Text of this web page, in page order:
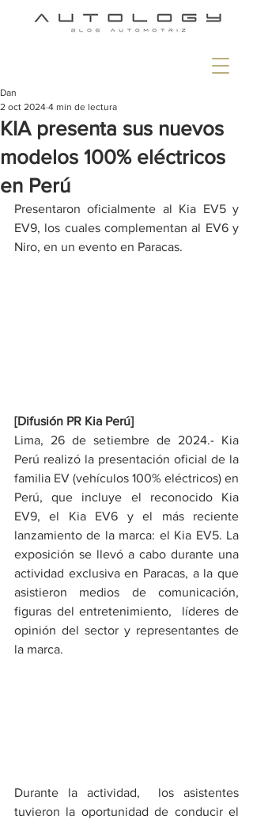
KIA presenta sus nuevos
modelos 100% eléctricos
en Perú
Dan
2 oct 2024 4 min de lectura
Presentaron oficialmente al Kia EV5 y
EV9, los cuales complementan al EV6 y
Niro, en un evento en Paracas.
[Difusión PR Kia Perú]
Lima, 26 de setiembre de 2024.- Kia
Perú realizó la presentación oficial de la
familia EV (vehículos 100% eléctricos) en
Perú, que incluye el reconocido Kia
EV9, el Kia EV6 y el más reciente
lanzamiento de la marca: el Kia EV5. La
exposición se llevó a cabo durante una
actividad exclusiva en Paracas, a la que
asistieron medios de comunicación,
figuras del entretenimiento,  líderes de
opinión del sector y representantes de
la marca.
Durante la actividad,  los asistentes
tuvieron la oportunidad de conducir el